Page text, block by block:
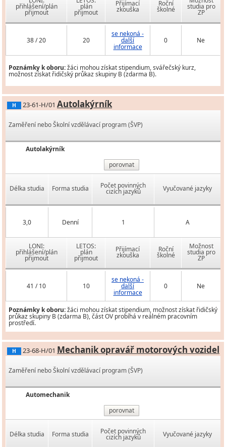
přihlášení/plán
přijmout
plán
přijmout
Přijímací
zkouška
Roční
školné studia pro
ZP
38 / 20 20
se nekoná -
další
informace
0 Ne
Poznámky k oboru:žáci mohou získat stipendium, svářečský kurz,
možnost získat řidičský průkaz skupiny B (zdarma B).
H 23-61-H/01 Autolakýrník
Zaměření nebo Školní vzdělávací program (ŠVP)
Autolakýrník
porovnat
Délka studia Forma studia Počet povinných
cizích jazyků Vyučované jazyky
3,0 Denní 1 A
LONI:
přihlášení/plán
přijmout
LETOS:
plán
přijmout
Přijímací
zkouška
Roční
školné
Možnost
studia pro
ZP
41 / 10 10
se nekoná -
další
informace
0 Ne
Poznámky k oboru:žáci mohou získat stipendium, možnost získat řidičský
průkaz skupiny B (zdarma B), část OV probíhá v reálném pracovním
prostředí.
H 23-68-H/01 Mechanik opravář motorových vozidel
Zaměření nebo Školní vzdělávací program (ŠVP)
Automechanik
porovnat
Délka studia Forma studia Počet povinných
cizích jazyků Vyučované jazyky